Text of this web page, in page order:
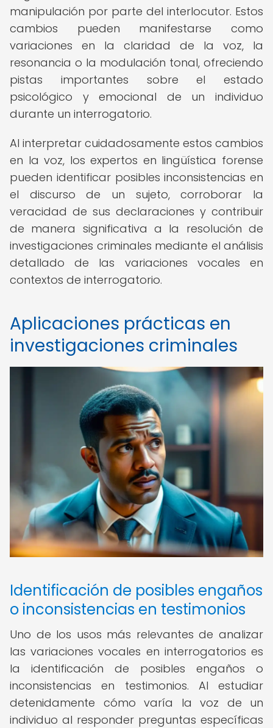
manipulación por parte del interlocutor. Estos
cambios pueden manifestarse como
variaciones en la claridad de la voz, la
resonancia o la modulación tonal, ofreciendo
pistas importantes sobre el estado
psicológico y emocional de un individuo
durante un interrogatorio.
Al interpretar cuidadosamente estos cambios
en la voz, los expertos en lingüística forense
pueden identificar posibles inconsistencias en
el discurso de un sujeto, corroborar la
veracidad de sus declaraciones y contribuir
de manera significativa a la resolución de
investigaciones criminales mediante el análisis
detallado de las variaciones vocales en
contextos de interrogatorio.
Aplicaciones prácticas en
investigaciones criminales
Identificación de posibles engaños
o inconsistencias en testimonios
Uno de los usos más relevantes de analizar
las variaciones vocales en interrogatorios es
la identificación de posibles engaños o
inconsistencias en testimonios. Al estudiar
detenidamente cómo varía la voz de un
individuo al responder preguntas específicas